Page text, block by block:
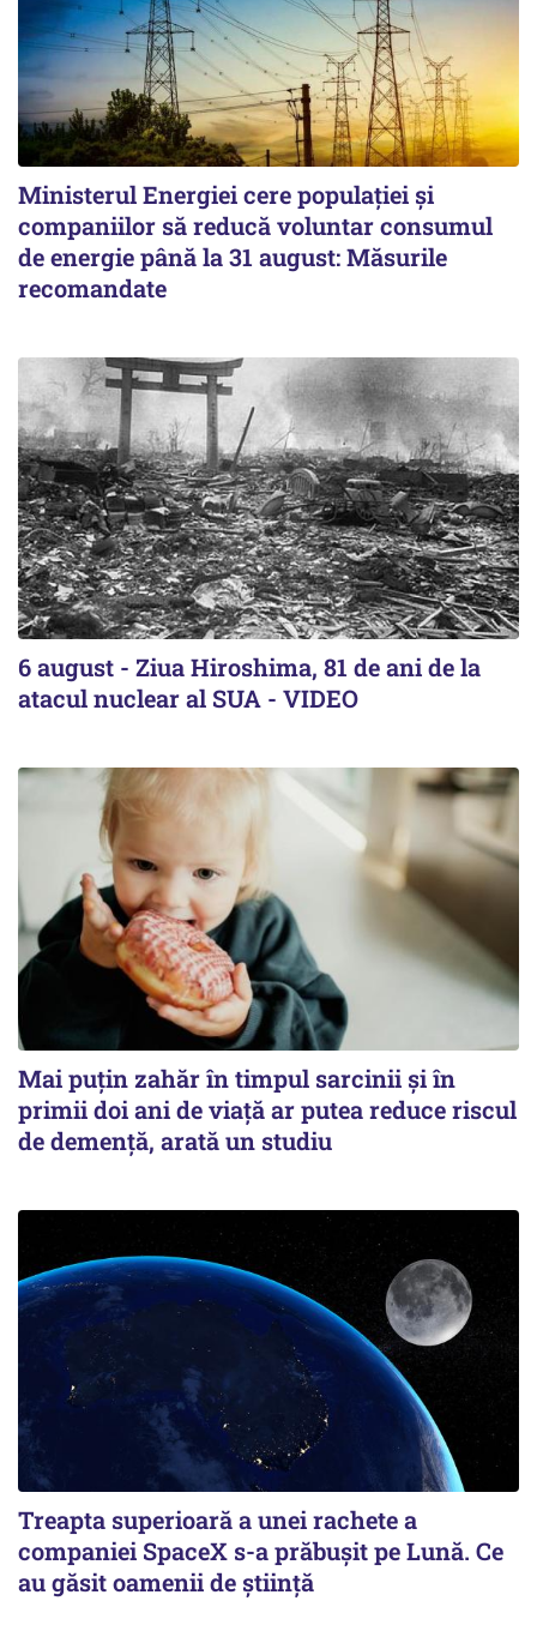
Ministerul Energiei cere populației și
companiilor să reducă voluntar consumul
de energie până la 31 august: Măsurile
recomandate
6 august - Ziua Hiroshima, 81 de ani de la
atacul nuclear al SUA - VIDEO
Mai puțin zahăr în timpul sarcinii și în
primii doi ani de viață ar putea reduce riscul
de demență, arată un studiu
Treapta superioară a unei rachete a
companiei SpaceX s-a prăbușit pe Lună. Ce
au găsit oamenii de știință